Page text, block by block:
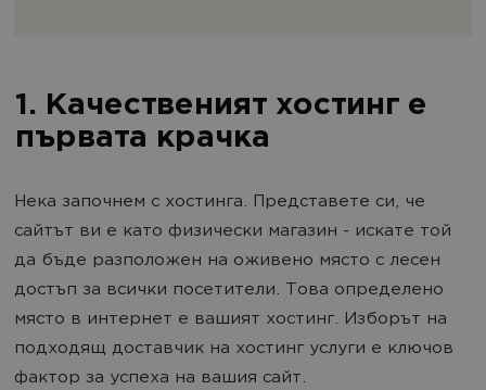
1. Качественият хостинг е
първата крачка
Нека започнем с хостинга. Представете си, че
сайтът ви е като физически магазин - искате той
да бъде разположен на оживено място с лесен
достъп за всички посетители. Това определено
място в интернет е вашият хостинг. Изборът на
подходящ доставчик на хостинг услуги е ключов
фактор за успеха на вашия сайт.